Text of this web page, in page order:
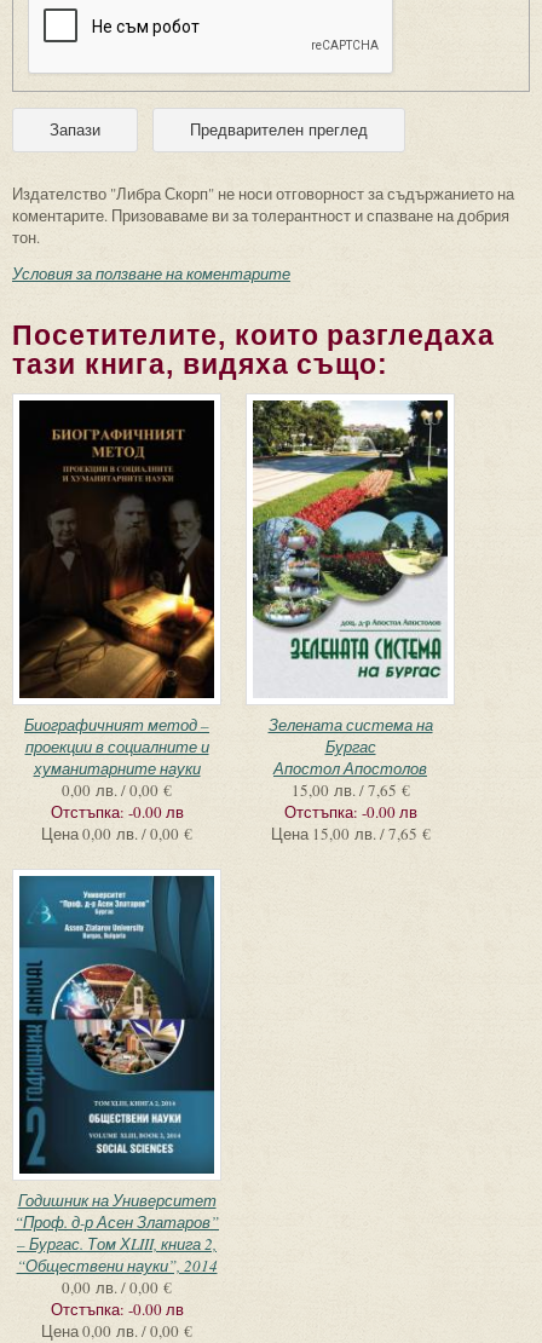
Издателство "Либра Скорп" не носи отговорност за съдържанието на
коментарите. Призоваваме ви за толерантност и спазване на добрия
тон.
Условия за ползване на коментарите
Посетителите, които разгледаха
тази книга, видяха също:
Биографичният метод –
проекции в социалните и
хуманитарните науки
0,00 лв. / 0,00 €
Отстъпка: -0.00 лв
Цена0,00 лв. / 0,00 €
Зелената система на
Бургас
Апостол Апостолов
15,00 лв. / 7,65 €
Отстъпка: -0.00 лв
Цена 15,00 лв. / 7,65 €
Годишник на Университет
“Проф. д-р Асен Златаров”
– Бургас. Том ХLIII, книга 2,
“Обществени науки”, 2014
0,00 лв. / 0,00 €
Отстъпка: -0.00 лв
Цена0,00 лв. / 0,00 €